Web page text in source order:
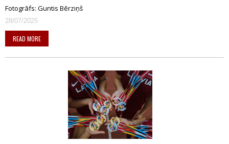
Fotogrāfs: Guntis Bērziņš
28/07/2025
READ MORE